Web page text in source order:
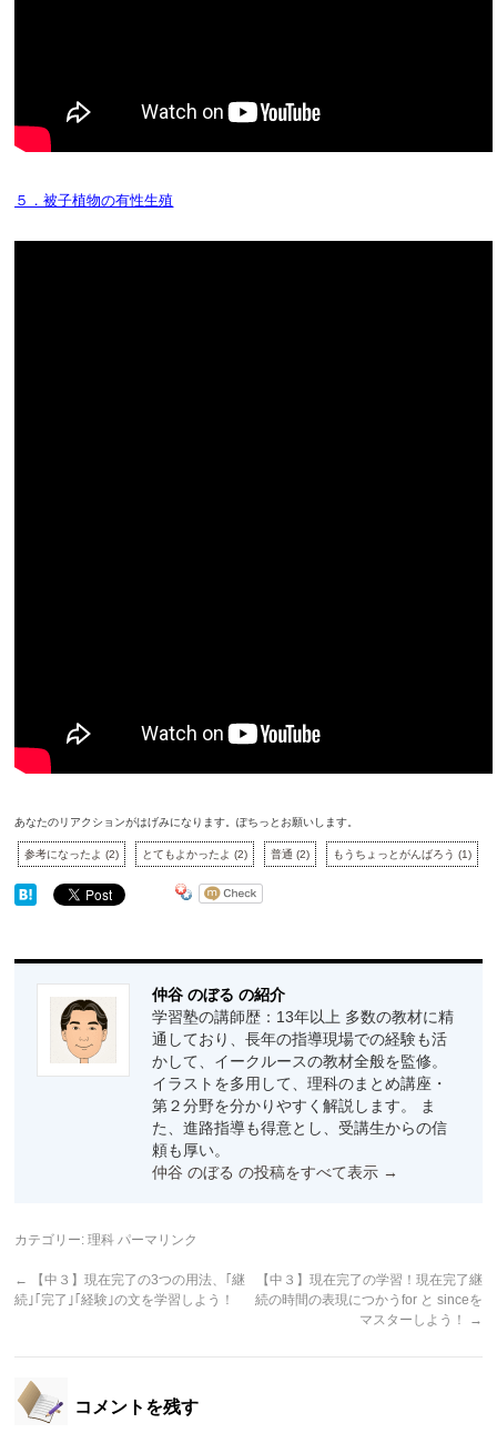
５．被子植物の有性生殖
あなたのリアクションがはげみになります。ぽちっとお願いします。
参考になったよ(2) とてもよかったよ(2) 普通(2) もうちょっとがんばろう(1)
仲谷 のぼる の紹介
学習塾の講師歴：13年以上 多数の教材に精
通しており、長年の指導現場での経験も活
かして、イークルースの教材全般を監修。
イラストを多用して、理科のまとめ講座・
第２分野を分かりやすく解説します。 ま
た、進路指導も得意とし、受講生からの信
頼も厚い。
仲谷 のぼる の投稿をすべて表示 →
カテゴリー:理科 パーマリンク
←
【中３】現在完了の3つの用法、｢継
続｣｢完了｣｢経験｣の文を学習しよう！
【中３】現在完了の学習！現在完了継
続の時間の表現につかうfor と sinceを
マスターしよう！
→
コメントを残す